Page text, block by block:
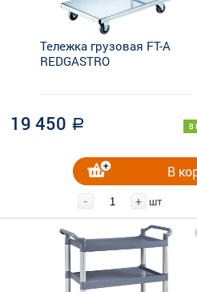
Тележка грузовая FT-A
REDGASTRO
19 450 a В
В
- + шт